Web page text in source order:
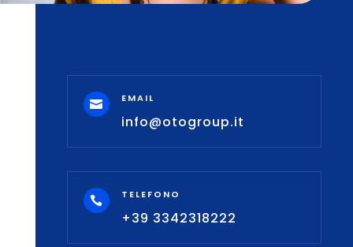
 EMAIL
info@otogroup.it
 TELEFONO
+39 3342318222